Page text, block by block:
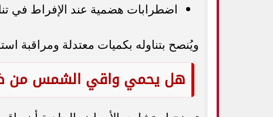
اضطرابات هضمية عند الإفراط في
ويُنصح بتناوله بكميات معتدلة ومراقبة
هل يحمي واقي الشمس من